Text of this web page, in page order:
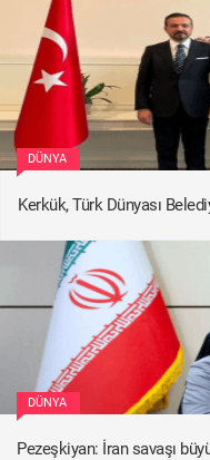
DÜNYA
Kerkük, Türk Dünyası
DÜNYA
Pezeşkiyan: İran savaşı